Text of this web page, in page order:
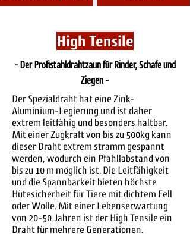
High Tensile
- Der Profistahldrahtzaun für Rinder, Schafe und
Ziegen -
Der Spezialdraht hat eine Zink-
Aluminium-Legierung und ist daher
extrem leitfähig und besonders haltbar.
Mit einer Zugkraft von bis zu 500kg kann
dieser Draht extrem stramm gespannt
werden, wodurch ein Pfahllabstand von
bis zu 10 m möglich ist. Die Leitfähigkeit
und die Spannbarkeit bieten höchste
Hütesicherheit für Tiere mit dichtem Fell
oder Wolle. Mit einer Lebenserwartung
von 20-50 Jahren ist der High Tensile ein
Draht für mehrere Generationen.